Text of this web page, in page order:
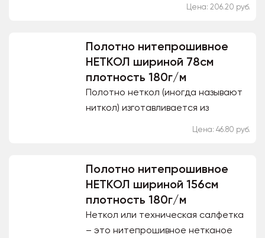
Цена: 206.20 руб.
Полотно нитепрошивное
НЕТКОЛ шириной 78см
плотность 180г/м
Полотно неткол (иногда называют
ниткол) изготавливается из
продукции...
Цена: 46.80 руб.
Полотно нитепрошивное
НЕТКОЛ шириной 156см
плотность 180г/м
Неткол или техническая салфетка
– это нитепрошивное нетканое